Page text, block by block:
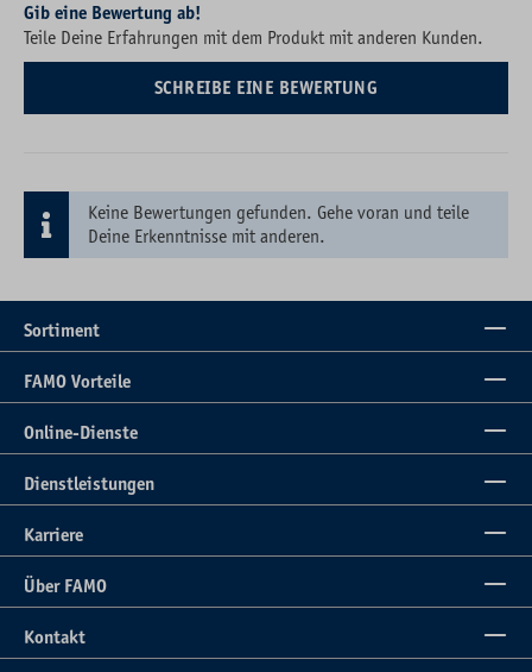
Durchschnittliche Bewertung von 0 von 5 Sternen
Gib eine Bewertung ab!
Teile Deine Erfahrungen mit dem Produkt mit anderen Kunden.
SCHREIBE EINE BEWERTUNG
Keine Bewertungen gefunden. Gehe voran und teile
Deine Erkenntnisse mit anderen.
Sortiment
FAMO Vorteile
Online-Dienste
Dienstleistungen
Karriere
Über FAMO
Kontakt